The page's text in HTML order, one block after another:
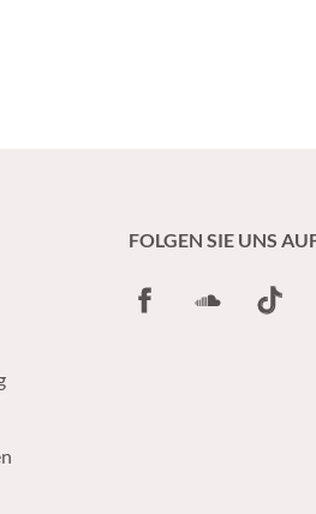
FOLGEN SIE UNS
FacebookSoundCloud
TikTok